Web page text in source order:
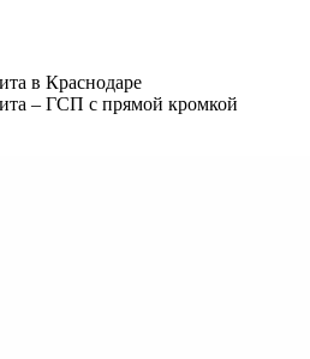
в Краснодаре
– ГСП с прямой кромкой